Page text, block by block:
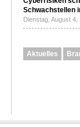
Schwachstellen
Dienstag, August
Aktuelles